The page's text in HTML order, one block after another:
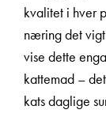
kvalitet i hver
næring det
vise dette
kattemad –
kats daglige